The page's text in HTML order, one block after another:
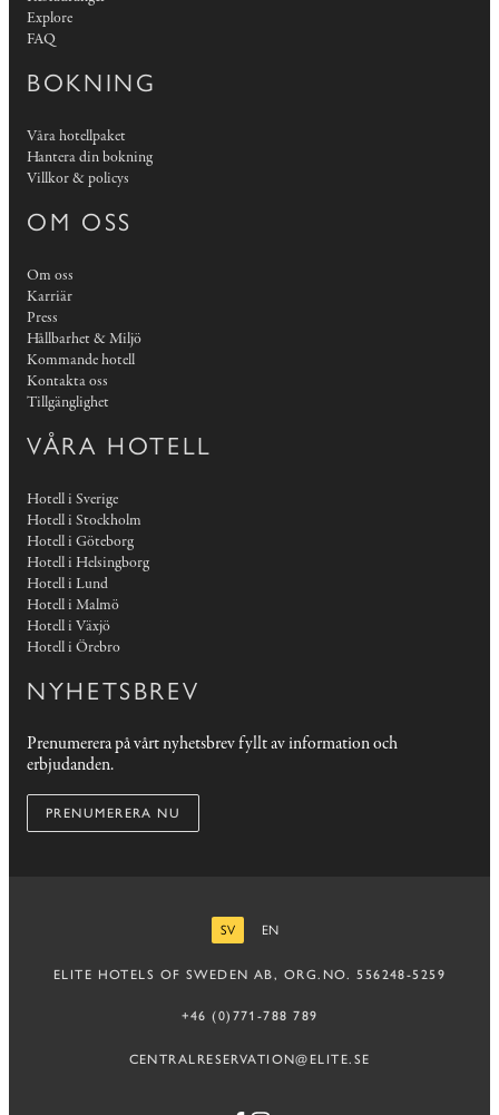
Explore
FAQ
BOKNING
Våra hotellpaket
Hantera din bokning
Villkor & policys
OM OSS
Om oss
Karriär
Press
Hållbarhet & Miljö
Kommande hotell
Kontakta oss
Tillgänglighet
VÅRA HOTELL
Hotell i Sverige
Hotell i Stockholm
Hotell i Göteborg
Hotell i Helsingborg
Hotell i Lund
Hotell i Malmö
Hotell i Växjö
Hotell i Örebro
NYHETSBREV
Prenumerera på vårt nyhetsbrev fyllt av information och
erbjudanden.
PRENUMERERA NU
SV
EN
ELITE HOTELS OF SWEDEN AB, ORG.NO. 556248-5259
+46 (0)771-788 789
CENTRALRESERVATION@ELITE.SE